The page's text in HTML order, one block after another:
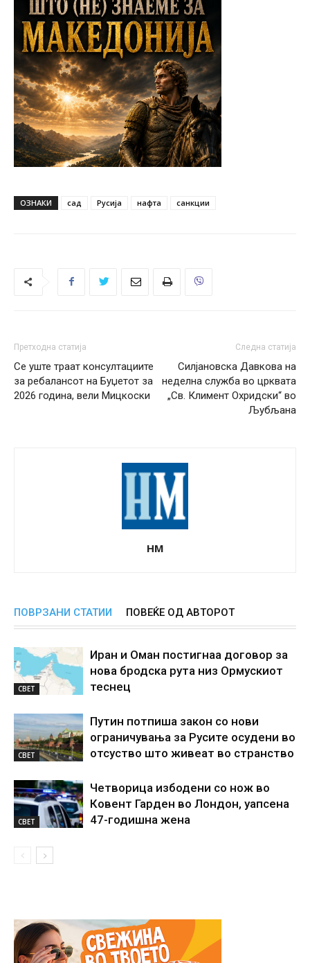
ОЗНАКИ сад Русија нафта санкции
Претходна статија
Се уште траат консултациите
за ребалансот на Буџетот за
2026 година, вели Мицкоски
Следна статија
Силјановска Давкова на
неделна служба во црквата
„Св. Климент Охридски“ во
Љубљана
НМ
ПОВРЗАНИ СТАТИИ ПОВЕЌЕ ОД АВТОРОТ
СВЕТ
Иран и Оман постигнаа договор за
нова бродска рута низ Ормускиот
теснец
СВЕТ
Путин потпиша закон со нови
ограничувања за Русите осудени во
отсуство што живеат во странство
СВЕТ
Четворица избодени со нож во
Ковент Гарден во Лондон, уапсена
47-годишна жена